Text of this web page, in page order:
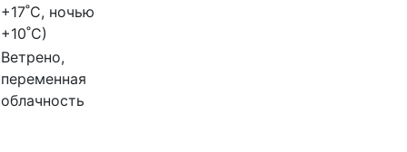
+17˚C, ночью
+10˚C)
Ветрено,
переменная
облачность